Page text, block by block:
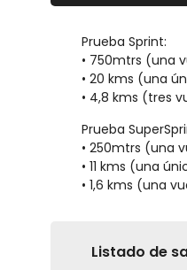
Prueba Sprint:
• 750mtrs (una
• 20 kms (una
• 4,8 kms (tres
Prueba
• 250mtrs (una
• 11 kms (una
• 1,6 kms (una
Listado de